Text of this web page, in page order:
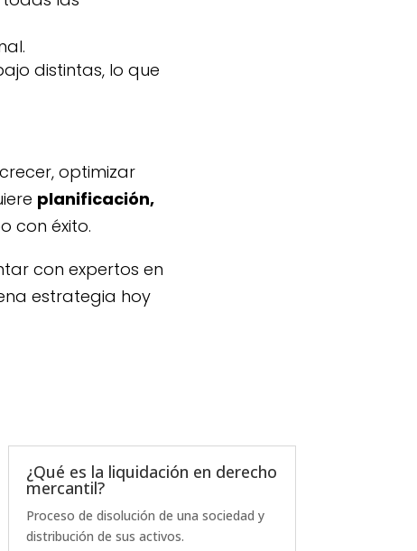
distintas, lo que
optimizar
planificación,
con éxito.
con expertos en
estrategia hoy
¿Qué es la liquidación en derecho
mercantil?
Proceso de disolución de una sociedad y
distribución de sus activos.